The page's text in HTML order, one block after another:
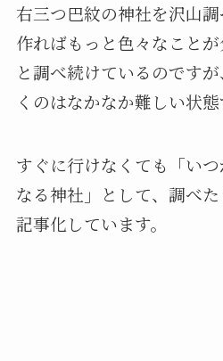
右三つ巴紋の神社を沢山
作ればもっと色々なこと
と調べ続けているのです
くのはなかなか難しい状態
すぐに行けなくても「い
なる神社」として、調べ
記事化しています。